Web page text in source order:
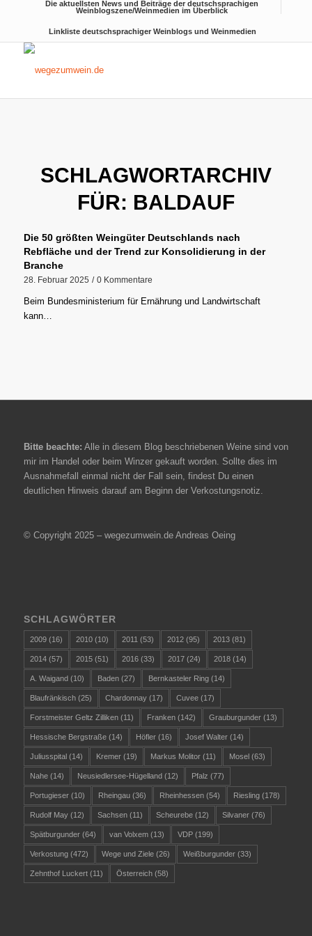
Die aktuellsten News und Beiträge der deutschsprachigen
Weinblogszene/Weinmedien im Überblick
Linkliste deutschsprachiger Weinblogs und Weinmedien
SCHLAGWORTARCHIV
FÜR: BALDAUF
Die 50 größten Weingüter Deutschlands nach
Rebfläche und der Trend zur Konsolidierung in der
Branche
28. Februar 2025 / 0 Kommentare
Beim Bundesministerium für Ernährung und Landwirtschaft
kann…
Bitte beachte: Alle in diesem Blog beschriebenen Weine sind von
mir im Handel oder beim Winzer gekauft worden. Sollte dies im
Ausnahmefall einmal nicht der Fall sein, findest Du einen
deutlichen Hinweis darauf am Beginn der Verkostungsnotiz.
© Copyright 2025 – wegezumwein.de Andreas Oeing
SCHLAGWÖRTER
2009(16) 2010(10) 2011 (53) 2012(95) 2013(81)
2014(57) 2015(51) 2016(33) 2017(24) 2018(14)
A. Waigand (10) Baden(27) Bernkasteler Ring(14)
Blaufränkisch(25) Chardonnay(17) Cuvee(17)
Forstmeister Geltz Zilliken(11) Franken(142) Grauburgunder(13)
Hessische Bergstraße(14) Höfler(16) Josef Walter(14)
Juliusspital (14) Kremer(19) Markus Molitor(11) Mosel (63)
Nahe(14) Neusiedlersee-Hügelland (12) Pfalz (77)
Portugieser(10) Rheingau(36) Rheinhessen(54) Riesling(178)
Rudolf May(12) Sachsen(11) Scheurebe(12) Silvaner(76)
Spätburgunder(64) van Volxem(13) VDP(199)
Verkostung(472) Wege und Ziele(26) Weißburgunder(33)
Zehnthof Luckert(11) Österreich(58)